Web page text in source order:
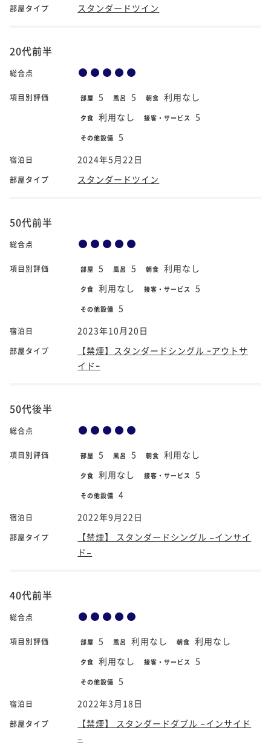
部屋タイプ スタンダードツイン
20代前半
総合点
項目別評価 部屋 5 風呂 5 朝食 利用なし
夕食 利用なし 接客・サービス 5
その他設備 5
宿泊日 2024年5月22日
部屋タイプ スタンダードツイン
50代前半
総合点
項目別評価 部屋 5 風呂 5 朝食 利用なし
夕食 利用なし 接客・サービス 5
その他設備 5
宿泊日 2023年10月20日
部屋タイプ
【禁煙】スタンダードシングル ｰアウトサ
イドｰ
50代後半
総合点
項目別評価 部屋 5 風呂 5 朝食 利用なし
夕食 利用なし 接客・サービス 5
その他設備 4
宿泊日 2022年9月22日
部屋タイプ
【禁煙】 スタンダードシングル −インサイ
ド−
40代前半
総合点
項目別評価 部屋 5 風呂 利用なし 朝食 利用なし
夕食 利用なし 接客・サービス 5
その他設備 5
宿泊日 2022年3月18日
部屋タイプ
【禁煙】 スタンダードダブル −インサイド
−